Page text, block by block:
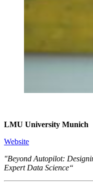
LMU University Munich
Website
"Beyond Autopilot:
Expert Data Science“